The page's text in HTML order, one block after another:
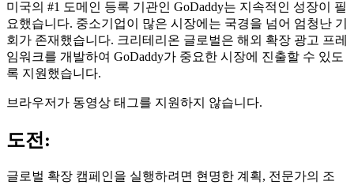
미국의 #1 도메인 등록 기관인 GoDaddy는 지속적인 성장이 필
요했습니다. 중소기업이 많은 시장에는 국경을 넘어 엄청난 기
회가 존재했습니다. 크리테리온 글로벌은 해외 확장 광고 프레
임워크를 개발하여 GoDaddy가 중요한 시장에 진출할 수 있도
록 지원했습니다.
브라우저가 동영상 태그를 지원하지 않습니다.
도전:
글로벌 확장 캠페인을 실행하려면 현명한 계획, 전문가의 조